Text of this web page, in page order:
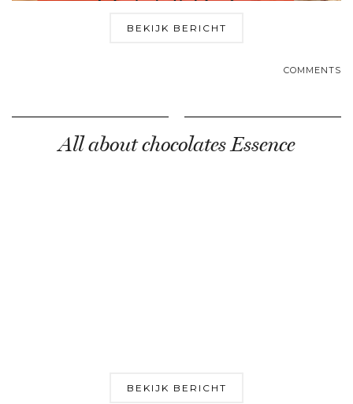
BEKIJK BERICHT
COMMENTS
All about chocolates Essence
BEKIJK BERICHT